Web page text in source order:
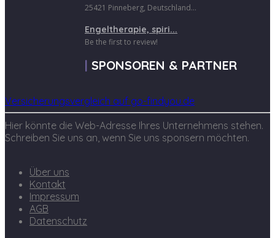
25421 Pinneberg, Deutschland...
Engeltherapie, spiri...
Be the first to review!
SPONSOREN & PARTNER
Versicherungsvergleich auf go-findyou.de
Hier könnte die Web-Adresse Ihres Unternehmens stehen.
Schreiben Sie uns an, wenn Sie uns sponsern möchten.
Über uns
Kontakt
Impressum
AGB
Datenschutz